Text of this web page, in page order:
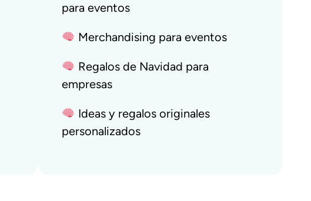
para eventos
Merchandising para eventos
Regalos de Navidad para
empresas
Ideas y regalos originales
personalizados